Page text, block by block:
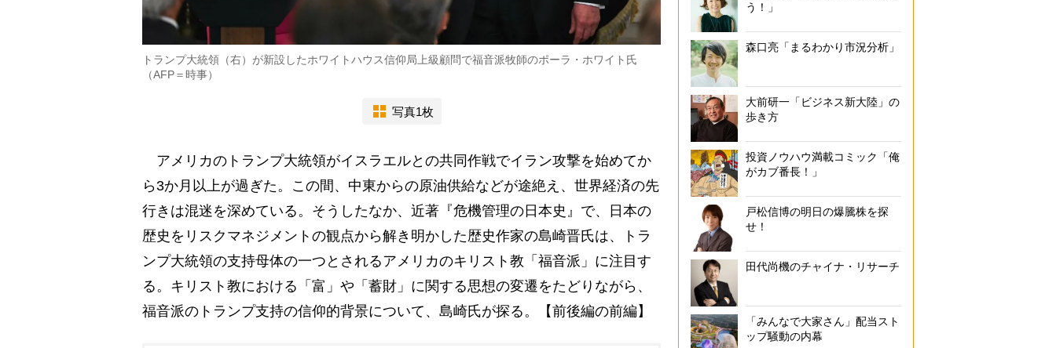
トランプ大統領（右）が新設したホワイトハウス信仰局上級顧問で福音派牧師のポーラ・ホワイト氏
（AFP＝時事）
写真1枚
アメリカのトランプ大統領がイスラエルとの共同作戦でイラン攻撃を始めてか
ら3か月以上が過ぎた。この間、中東からの原油供給などが途絶え、世界経済の先
行きは混迷を深めている。そうしたなか、近著『危機管理の日本史』で、日本の
歴史をリスクマネジメントの観点から解き明かした歴史作家の島崎晋氏は、トラ
ンプ大統領の支持母体の一つとされるアメリカのキリスト教「福音派」に注目す
る。キリスト教における「富」や「蓄財」に関する思想の変遷をたどりながら、
福音派のトランプ支持の信仰的背景について、島崎氏が探る。【前後編の前編】
う！」
森口亮「まるわかり市況分析」
大前研一「ビジネス新大陸」の
歩き方
投資ノウハウ満載コミック「俺
がカブ番長！」
戸松信博の明日の爆騰株を探
せ！
田代尚機のチャイナ・リサーチ
「みんなで大家さん」配当スト
ップ騒動の内幕